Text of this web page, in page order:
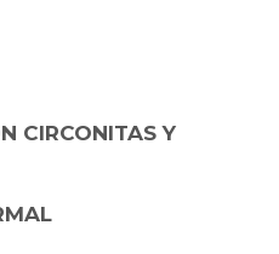
CIRCONITAS Y